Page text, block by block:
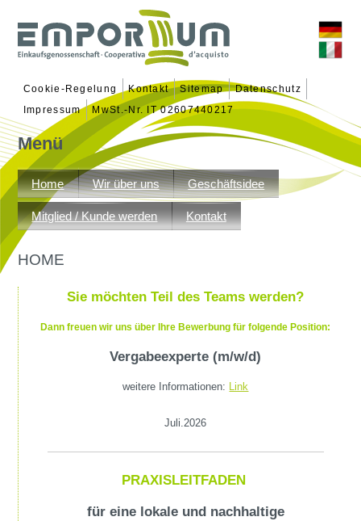
Cookie-Regelung Kontakt Sitemap
Datenschutz
Impressum
MwSt.-Nr. IT 02607440217
Menü
Zum
Inhalt
springen
Home Wir über uns Geschäftsidee
Mitglied / Kunde werden Kontakt
HOME
Sie möchten Teil des Teams werden?
Dann freuen wir uns über Ihre Bewerbung für folgende Position:
Vergabeexperte (m/w/d)
weitere Informationen: Link
Juli.2026
PRAXISLEITFADEN
für eine lokale und nachhaltige